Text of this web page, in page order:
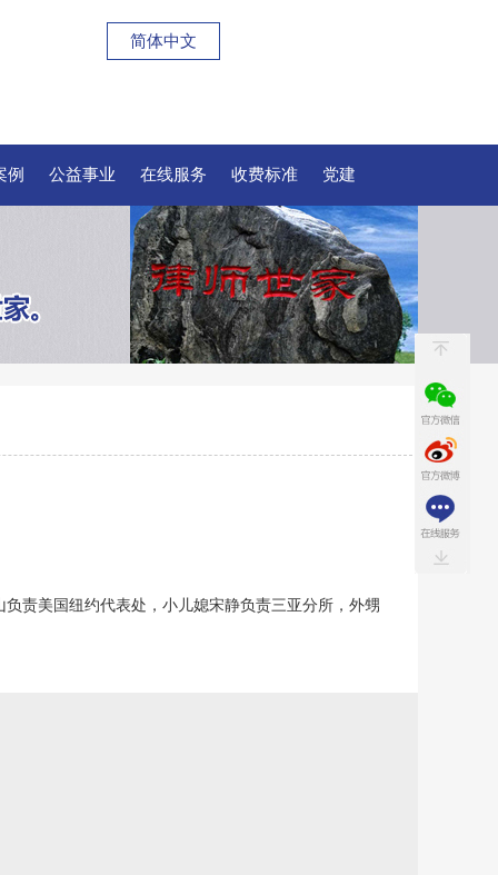
简体中文
例 公益事业 在线服务 收费标准 党建
责美国纽约代表处，小儿媳宋静负责三亚分所，外甥